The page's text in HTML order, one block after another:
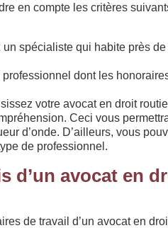
en compte les critères
spécialiste qui habite près
dont les
votre avocat en droit
Ceci vous
d’onde. D’ailleurs, vous
de professionnel.
d’un avocat en
de travail d’un avocat en